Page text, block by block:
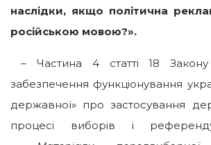
наслідки, якщо політична
російською мовою?».
– Частина 4 статті 18
забезпечення функціонування
державної» про застосування
процесі виборів і